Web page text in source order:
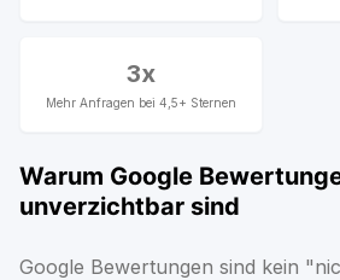
3x
Mehr Anfragen bei 4,5+ Sternen
Warum Google
unverzichtbar sind
Google Bewertungen sind kein